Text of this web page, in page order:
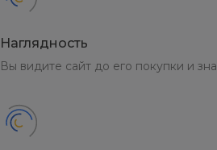
Наглядность
Вы видите сайт до его покупки и